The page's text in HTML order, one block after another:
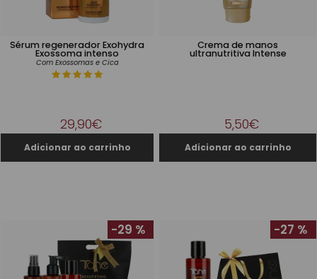
Sérum regenerador Exohydra
Exossoma intenso
Com Exossomas e Cica
29,90€
Crema de manos
ultranutritiva Intense
5,50€
-29 % -27 %